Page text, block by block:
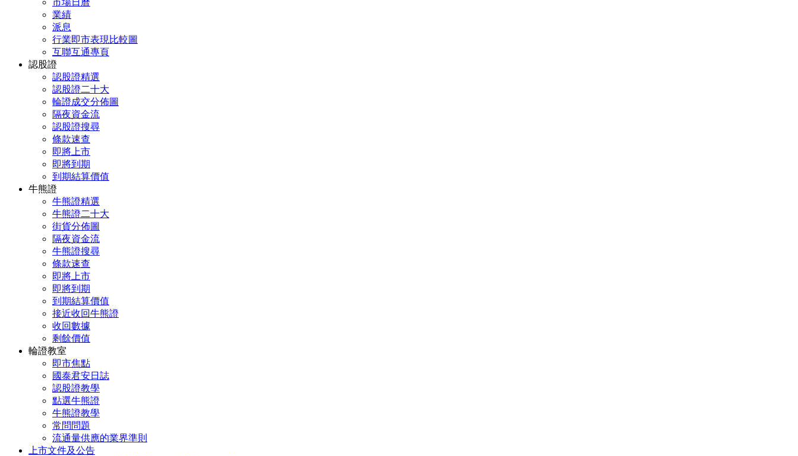
市場日曆
業績
派息
行業即市表現比較圖
互聯互通專頁
認股證
認股證精選
認股證二十大
輪證成交分佈圖
隔夜資金流
認股證搜尋
條款速查
即將上市
即將到期
到期結算價值
牛熊證
牛熊證精選
牛熊證二十大
街貨分佈圖
隔夜資金流
牛熊證搜尋
條款速查
即將上市
即將到期
到期結算價值
接近收回牛熊證
收回數據
剩餘價值
輪證教室
即市焦點
國泰君安日誌
認股證教學
點選牛熊證
牛熊證教學
常問問題
流通量供應的業界準則
上市文件及公告